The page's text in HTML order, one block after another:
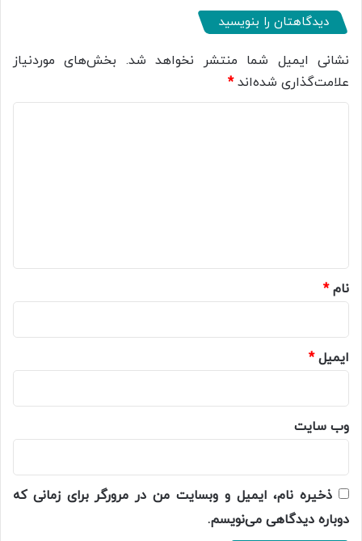
دیدگاهتان را بنویسید
نشانی ایمیل شما منتشر نخواهد شد. بخش‌های موردنیاز
علامت‌گذاری شده‌اند*
نام*
ایمیل*
وب‌ سایت
ذخیره نام، ایمیل و وبسایت من در مرورگر برای زمانی که
دوباره دیدگاهی می‌نویسم.